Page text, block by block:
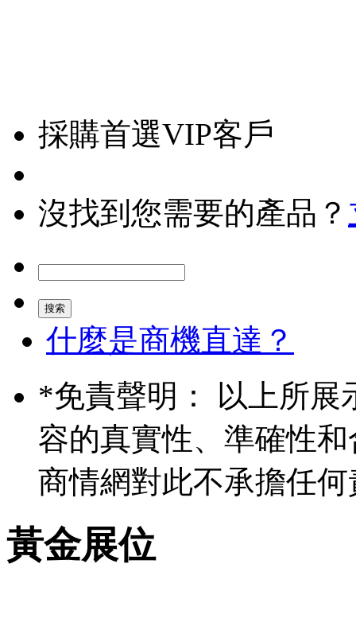
採購首選VIP客戶
沒找到您需要的產品？
什麼是商機直達？
*免責聲明： 以上所展
容的真實性、準確性
商情網對此不承擔任何
黃金展位